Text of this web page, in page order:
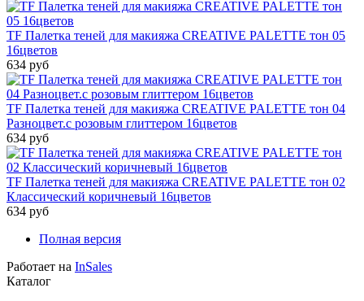
TF Палетка теней для макияжа CREATIVE PALETTE тон 05
16цветов
634 руб
TF Палетка теней для макияжа CREATIVE PALETTE тон 04
Разноцвет.с розовым глиттером 16цветов
634 руб
TF Палетка теней для макияжа CREATIVE PALETTE тон 02
Классический коричневый 16цветов
634 руб
Полная версия
Работает на InSales
Каталог